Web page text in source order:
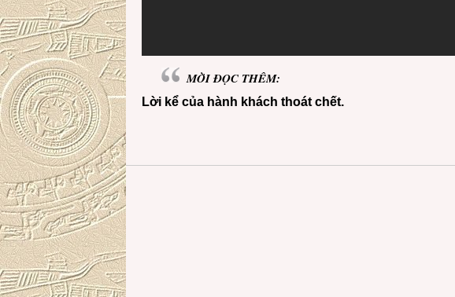
MỜI ĐỌC THÊM:
Lời kể của hành khách thoát chết.